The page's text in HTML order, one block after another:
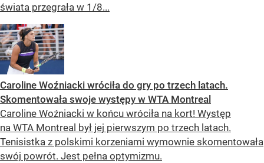
świata przegrała w 1/8...
Caroline Woźniacki wróciła do gry po trzech latach.
Skomentowała swoje występy w WTA Montreal
Caroline Woźniacki w końcu wróciła na kort! Występ
na WTA Montreal był jej pierwszym po trzech latach.
Tenisistka z polskimi korzeniami wymownie skomentowała
swój powrót. Jest pełna optymizmu.